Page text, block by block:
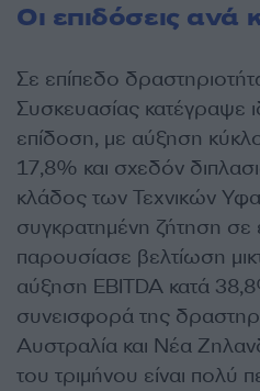
Οι επιδόσεις ανά
Σε επίπεδο
Συσκευασίας κατέγραψε
επίδοση, με αύξηση
17,8% και σχεδόν
κλάδος των Τεχνικών
συγκρατημένη ζήτηση σε
παρουσίασε βελτίωση
αύξηση EBITDA κατά
συνεισφορά της
Αυστραλία και Νέα
του τριμήνου είναι πολύ